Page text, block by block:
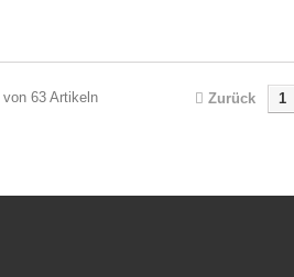
Zurück 1
63 Artikeln